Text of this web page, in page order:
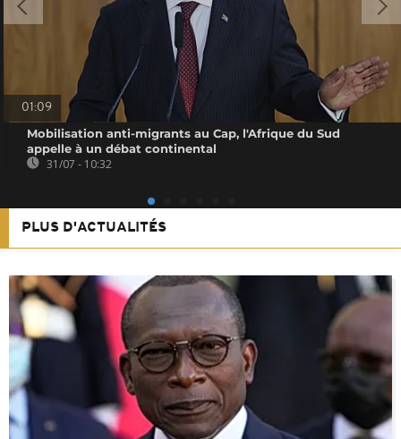
01:09
Mobilisation anti-migrants au Cap, l'Afrique du Sud
appelle à un débat continental
31/07 - 10:32
PLUS D'ACTUALITÉS